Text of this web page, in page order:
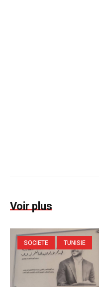
Voir plus
SOCIETE TUNISIE